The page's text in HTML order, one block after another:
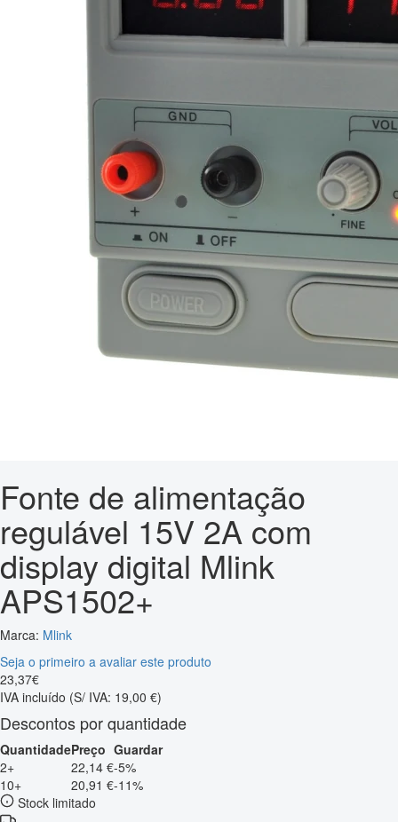
Fonte de alimentação
regulável 15V 2A com
display digital Mlink
APS1502+
Marca: Mlink
Seja o primeiro a avaliar este produto
23,37€
IVA incluído (S/ IVA: 19,00 €)
Descontos por quantidade
QuantidadePreço Guardar
2+
22,14 €-5%
10+
20,91 €-11%
Stock limitado